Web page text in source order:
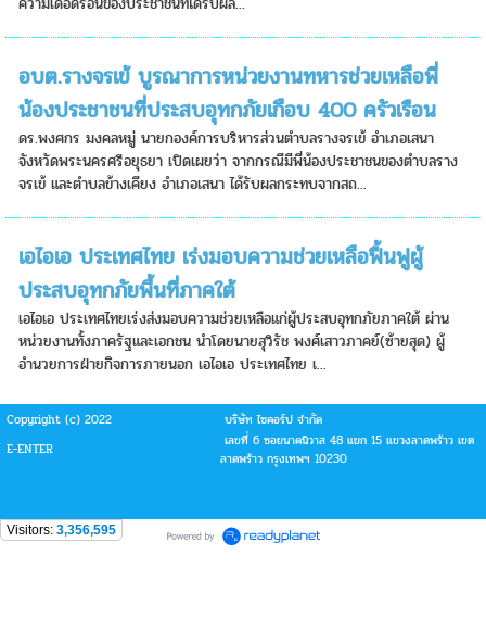
อบต.รางจรเข้ บูรณาการหน่วยงานทหารช่วยเหลือพี่
น้องประชาชนที่ประสบอุทกภัยเกือบ 400 ครัวเรือน
ดร.พงศกร มงคลหมู่ นายกองค์การบริหารส่วนตำบลรางจรเข้ อำเภอเสนา
จังหวัดพระนครศรีอยุธยา เปิดเผยว่า จากกรณีมีพี่น้องประชาชนของตำบลราง
จรเข้ และตำบลข้างเคียง อำเภอเสนา ได้รับผลกระทบจากสถ...
เอไอเอ ประเทศไทย เร่งมอบความช่วยเหลือฟื้นฟูผู้
ประสบอุทกภัยพื้นที่ภาคใต้
เอไอเอ ประเทศไทยเร่งส่งมอบความช่วยเหลือแก่ผู้ประสบอุทกภัยภาคใต้ ผ่าน
หน่วยงานทั้งภาครัฐและเอกชน นำโดยนายสุวิรัช พงศ์เสาวภาคย์(ซ้ายสุด) ผู้
อำนวยการฝ่ายกิจการภายนอก เอไอเอ ประเทศไทย เ...
Copyright (c) 2022
บริษัท ไซคอร์ป จำกัด
E-ENTER
เลขที่ 6 ซอยนาคนิวาส 48 แยก 15 แขวงลาดพร้าว เขต
ลาดพร้าว กรุงเทพฯ 10230
Visitors: 3,356,595